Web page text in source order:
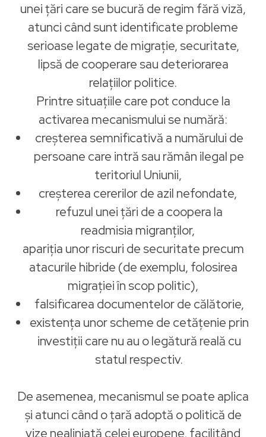
unei țări care se bucură de regim fără viză,
atunci când sunt identificate probleme
serioase legate de migrație, securitate,
lipsă de cooperare sau deteriorarea
relațiilor politice.
Printre situațiile care pot conduce la
activarea mecanismului se numără:
creșterea semnificativă a numărului de
persoane care intră sau rămân ilegal pe
teritoriul Uniunii,
creșterea cererilor de azil nefondate,
refuzul unei țări de a coopera la
readmisia migranților,
apariția unor riscuri de securitate precum
atacurile hibride (de exemplu, folosirea
migrației în scop politic),
falsificarea documentelor de călătorie,
existența unor scheme de cetățenie prin
investiții care nu au o legătură reală cu
statul respectiv.
De asemenea, mecanismul se poate aplica
și atunci când o țară adoptă o politică de
vize nealiniată celei europene, facilitând